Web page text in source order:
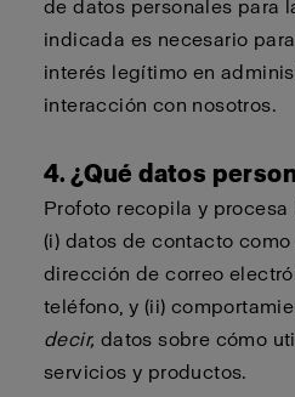
de datos personales para
indicada es necesario
interés legítimo en
interacción con nosotros.
4. ¿Qué datos
Profoto recopila y
(i) datos de contacto
dirección de correo
teléfono, y (ii)
decir, datos sobre cómo
servicios y productos.